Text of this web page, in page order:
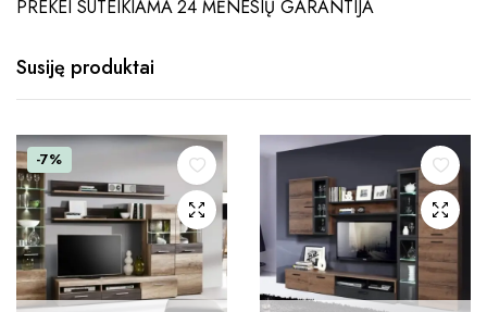
PREKEI SUTEIKIAMA 24 MĖNESIŲ GARANTIJA
Susiję produktai
-7%